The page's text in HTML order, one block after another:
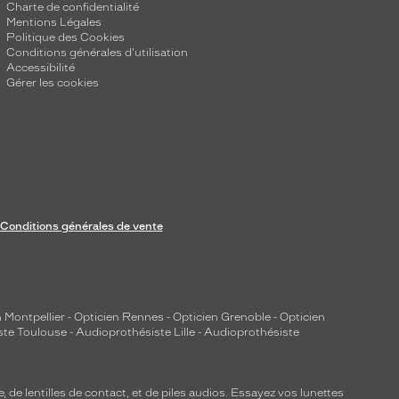
Charte de confidentialité
Mentions Légales
Politique des Cookies
Conditions générales d'utilisation
Accessibilité
Gérer les cookies
Conditions générales de vente
Montpellier - Opticien Rennes - Opticien Grenoble - Opticien
Toulouse - Audioprothésiste Lille - Audioprothésiste
de lentilles de contact, et de piles audios. Essayez vos lunettes